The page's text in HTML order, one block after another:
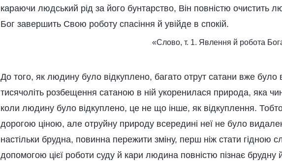
караючи людський рід за його бунтарство, Він повністю очистить
Бог завершить Свою роботу спасіння й увійде в спокій.
«Слово, т. 1. Явлення й робота
До того, як людину було відкуплено, багато отрут сатани вже було
тисячоліть розбещення сатаною в ній укоренилася природа, яка
коли людину було відкуплено, це не що інше, як відкуплення.
дорогою ціною, але отруйну природу всередині неї не було
настільки брудна, повинна пережити зміну, перш ніж стати гідною
допомогою цієї роботи суду й кари людина повністю пізнає брудну